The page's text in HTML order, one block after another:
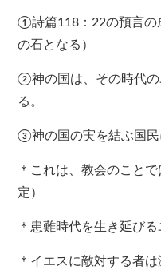
①詩篇118：22の預言の
の石となる）
②神の国は、その時代の
る。
③神の国の実を結ぶ国民
＊これは、教会のこと
定）
＊患難時代を生き延びる
＊イエスに敵対する者